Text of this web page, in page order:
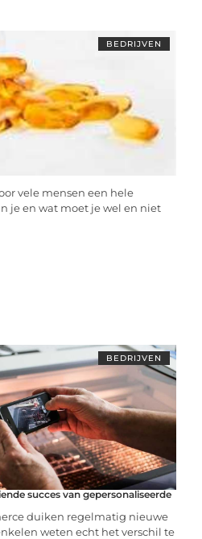
BEDRIJVEN
vele mensen een hele
je en wat moet je wel en niet
BEDRIJVEN
succes van gepersonaliseerde
duiken regelmatig nieuwe
weten echt het verschil te